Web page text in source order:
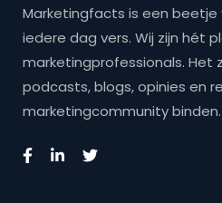
Marketingfacts is een beetje
iedere dag vers. Wij zijn hét
marketingprofessionals. Het
podcasts, blogs, opinies en
marketingcommunity binden.